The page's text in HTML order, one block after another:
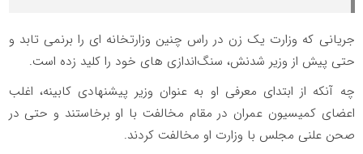
جریانی که وزارت یک زن در راس چنین وزارتخانه ‎ای را برنمی تابد و
حتی پیش از وزیر شدنش، سنگ‌اندازی ‎های خود را کلید زده است.
چه آنکه از ابتدای معرفی او به عنوان وزیر پیشنهادی کابینه، اغلب
اعضای کمیسیون عمران در مقام مخالفت با او برخاستند و حتی در
صحن علنی مجلس با وزارت او مخالفت کردند.